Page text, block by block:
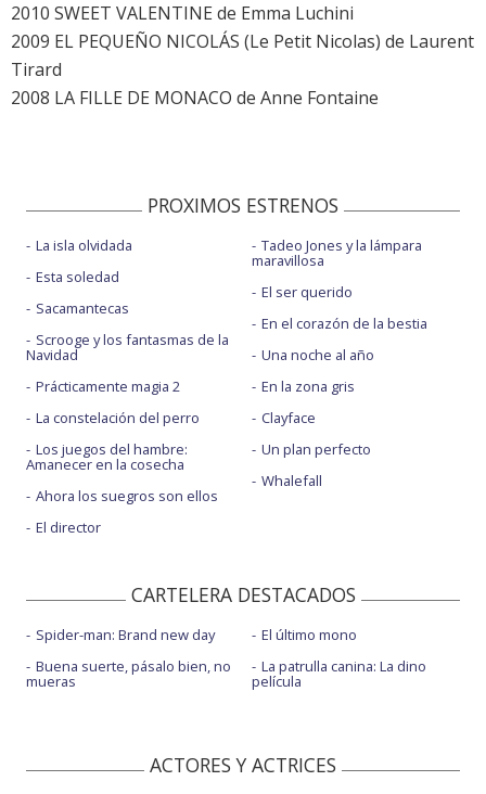
2010 SWEET VALENTINE de Emma Luchini
2009 EL PEQUEÑO NICOLÁS (Le Petit Nicolas) de Laurent
Tirard
2008 LA FILLE DE MONACO de Anne Fontaine
PROXIMOS ESTRENOS
La isla olvidada
Esta soledad
Sacamantecas
Scrooge y los fantasmas de la
Navidad
Prácticamente magia 2
La constelación del perro
Los juegos del hambre:
Amanecer en la cosecha
Ahora los suegros son ellos
El director
Tadeo Jones y la lámpara
maravillosa
El ser querido
En el corazón de la bestia
Una noche al año
En la zona gris
Clayface
Un plan perfecto
Whalefall
CARTELERA DESTACADOS
Spider-man: Brand new day
Buena suerte, pásalo bien, no
mueras
El último mono
La patrulla canina: La dino
película
ACTORES Y ACTRICES